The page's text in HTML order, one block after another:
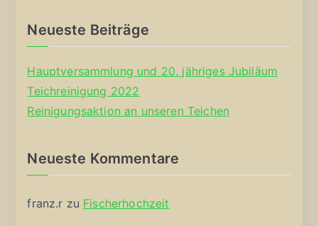
Neueste Beiträge
Hauptversammlung und 20. jähriges Jubiläum
Teichreinigung 2022
Reinigungsaktion an unseren Teichen
Neueste Kommentare
franz.r zu Fischerhochzeit